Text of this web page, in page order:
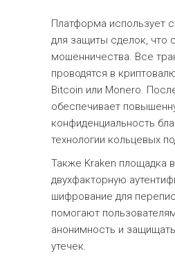
Платформа использует
для защиты сделок, что
мошенничества. Все
проводятся в
Bitcoin или Monero.
обеспечивает
конфиденциальность
технологии кольцевых
Также Kraken площадка
двухфакторную
шифрование для
помогают
анонимность и
утечек.